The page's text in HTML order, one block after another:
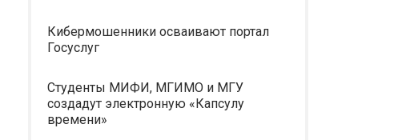
Кибермошенники осваивают портал
Госуслуг
Студенты МИФИ, МГИМО и МГУ
создадут электронную «Капсулу
времени»